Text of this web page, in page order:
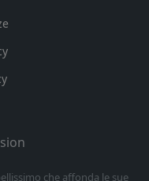
che affonda le sue